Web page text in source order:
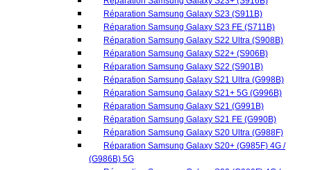
Réparation Samsung Galaxy S21 FE (G990B)
Réparation Samsung Galaxy S20 Ultra (G988F)
Réparation Samsung Galaxy S20+ (G985F) 4G /
(G986B) 5G
Réparation Samsung Galaxy S20 (G980F) 4G /
(G981B) 5G
Réparation Samsung Galaxy S20 FE 5G (G781B)
Réparation Samsung Galaxy S20 FE 4G (G780F)
Réparation Samsung Galaxy S10+ (G975F)
Réparation Samsung Galaxy S10 5G (G977B)
Réparation Samsung Galaxy S10 (G973F)
Réparation Samsung Galaxy S10e (G970F)
Réparation Samsung Galaxy S10 Lite (G770F)